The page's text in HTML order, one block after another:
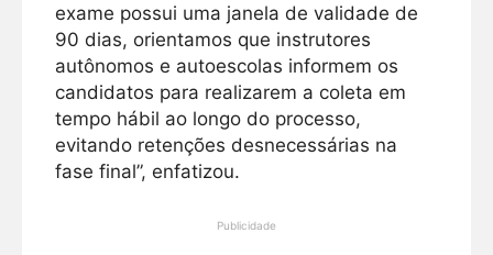
exame possui uma janela de validade de
90 dias, orientamos que instrutores
autônomos e autoescolas informem os
candidatos para realizarem a coleta em
tempo hábil ao longo do processo,
evitando retenções desnecessárias na
fase final”, enfatizou.
Publicidade